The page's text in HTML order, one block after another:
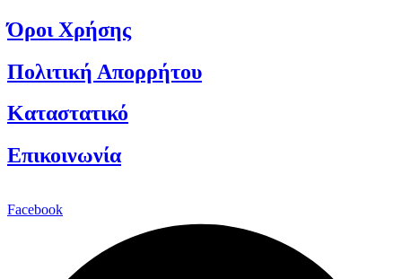
Όροι Χρήσης
Πολιτική Απορρήτου
Καταστατικό
Επικοινωνία
Facebook